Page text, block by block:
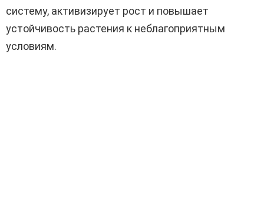
систему, активизирует рост и повышает
устойчивость растения к неблагоприятным
условиям.